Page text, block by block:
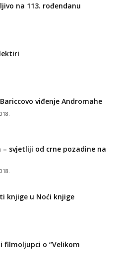
na 113. rođendanu
viđenje Andromahe
– svjetliji od crne pozadine na
knjige u Noći knjige
filmoljupci o “Velikom